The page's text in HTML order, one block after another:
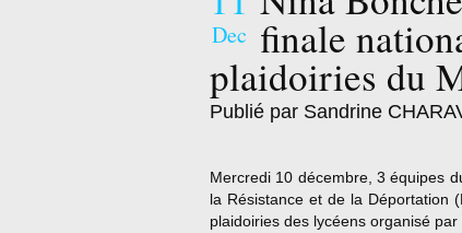
Dec finale
plaidoiries du
Publié par Sandrine
Mercredi 10 décembre, 3 équipes
la Résistance et de la Déportation
plaidoiries des lycéens organisé par